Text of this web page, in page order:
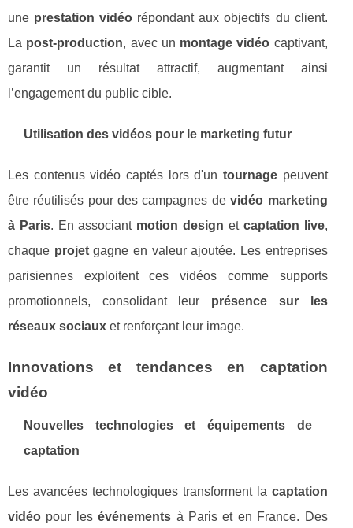
une prestation vidéo répondant aux objectifs du client.
La post-production, avec un montage vidéo captivant,
garantit un résultat attractif, augmentant ainsi
l’engagement du public cible.
Utilisation des vidéos pour le marketing futur
Les contenus vidéo captés lors d'un tournagepeuvent
être réutilisés pour des campagnes devidéo marketing
à Paris. En associant motion design et captation live,
chaque projetgagne en valeur ajoutée. Les entreprises
parisiennes exploitent ces vidéos comme supports
promotionnels, consolidant leur présence sur les
réseaux sociaux et renforçant leur image.
Innovations et tendances en captation
vidéo
Nouvelles technologies et équipements de
captation
Les avancées technologiques transforment la captation
vidéo pour lesévénements à Paris et en France. Des